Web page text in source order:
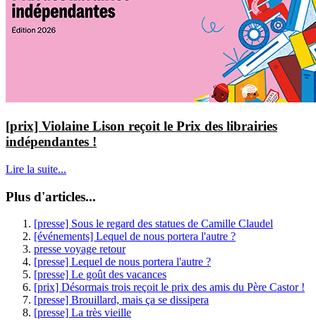
[prix] Violaine Lison reçoit le Prix des librairies
indépendantes !
Lire la suite...
Plus d'articles...
[presse] Sous le regard des statues de Camille Claudel
[événements] Lequel de nous portera l'autre ?
presse voyage retour
[presse] Lequel de nous portera l'autre ?
[presse] Le goût des vacances
[prix] Désormais trois reçoit le prix des amis du Père Castor !
[presse] Brouillard, mais ça se dissipera
[presse] La très vieille